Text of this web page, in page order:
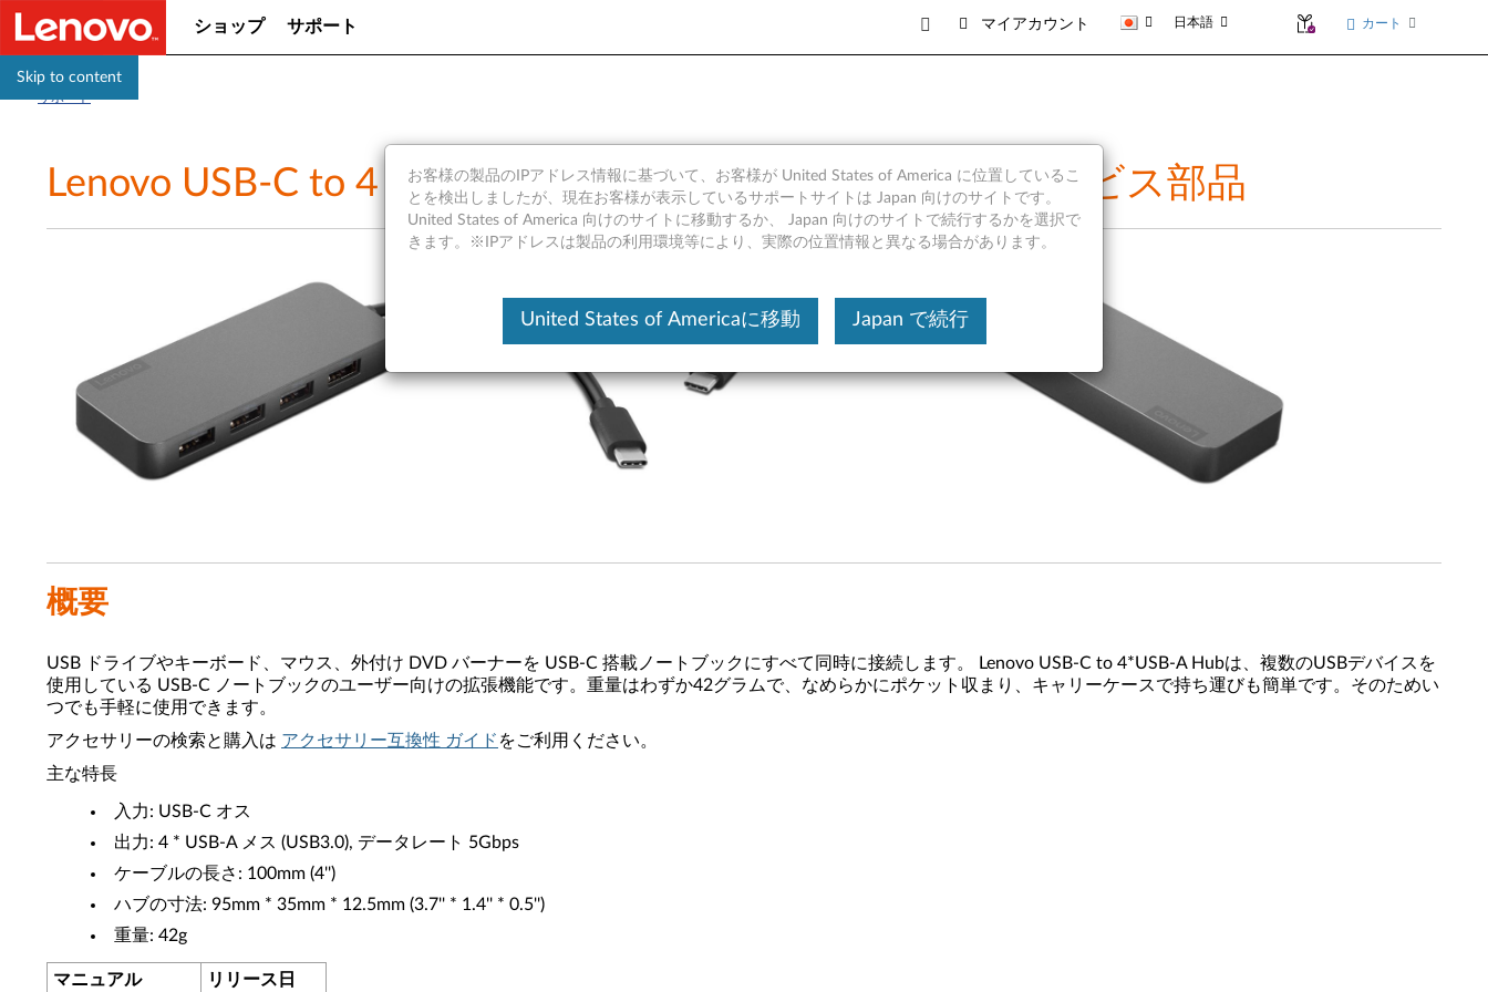
Skip to content
ショップ サポート マイアカウント 日本語 カート
サポート
Lenovo USB-C to 4 ポート USB-A ハブ - 製品の概要とサービス部品
概要
USB ドライブやキーボード、マウス、外付け DVD バーナーを USB-C 搭載ノートブックにすべて同時に接続します。 Lenovo USB-C to 4*USB-A Hubは、複数のUSBデバイスを
使用している USB-C ノートブックのユーザー向けの拡張機能です。重量はわずか42グラムで、なめらかにポケット収まり、キャリーケースで持ち運びも簡単です。そのためい
つでも手軽に使用できます。
アクセサリーの検索と購入は アクセサリー互換性 ガイド をご利用ください。
主な特長
入力: USB-C オス
出力: 4 * USB-A メス (USB3.0), データレート 5Gbps
ケーブルの長さ: 100mm (4'')
ハブの寸法: 95mm * 35mm * 12.5mm (3.7'' * 1.4'' * 0.5'')
重量: 42g
マニュアル
リリース日
お客様の製品のIPアドレス情報に基づいて、お客様が United States of America に位置しているこ
とを検出しましたが、現在お客様が表示しているサポートサイトは Japan 向けのサイトです。
United States of America 向けのサイトに移動するか、 Japan 向けのサイトで続行するかを選択で
きます。※IPアドレスは製品の利用環境等により、実際の位置情報と異なる場合があります。
United States of Americaに移動 Japan で続行